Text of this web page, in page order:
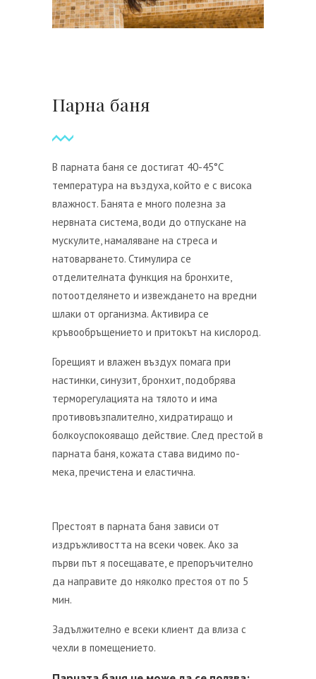
Парна баня
В парната баня се достигат 40-45°С
температура на въздуха, който е с висока
влажност. Банята е много полезна за
нервната система, води до отпускане на
мускулите, намаляване на стреса и
натоварването. Стимулира се
отделителната функция на бронхите,
потоотделянето и извеждането на вредни
шлаки от организма. Активира се
кръвообръщението и притокът на кислород.
Горещият и влажен въздух помага при
настинки, синузит, бронхит, подобрява
терморегулацията на тялото и има
противовъзпалително, хидратиращо и
болкоуспокояващо действие. След престой в
парната баня, кожата става видимо по-
мека, пречистена и еластична.
Престоят в парната баня зависи от
издръжливостта на всеки човек. Ако за
първи път я посещавате, е препоръчително
да направите до няколко престоя от по 5
мин.
Задължително е всеки клиент да влиза с
чехли в помещението.